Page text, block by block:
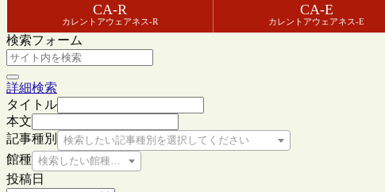
CA-R
カレントアウェアネス-R
CA-E
カレントアウェアネス-E
検索フォーム
詳細検索
タイトル
本文
記事種別
検索したい記事種別を選択してください
館種 検索したい館種を選択してください
投稿日